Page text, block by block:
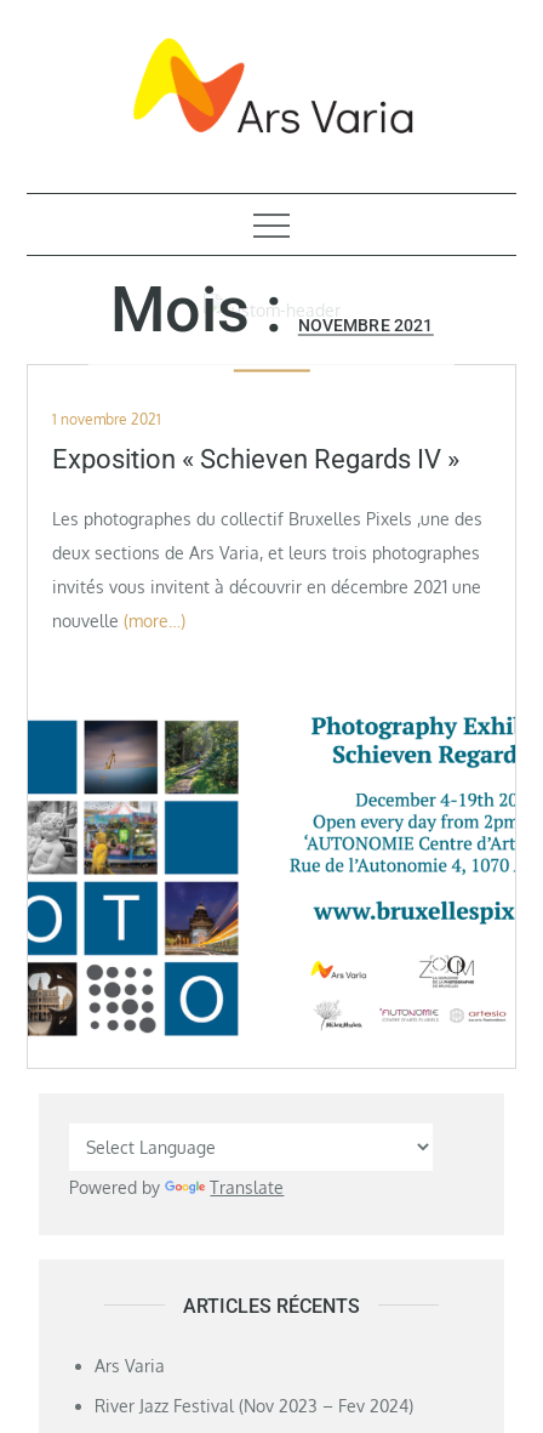
Mois :NOVEMBRE 2021
Posted
on
1 novembre 2021
Exposition « Schieven Regards IV »
Les photographes du collectif Bruxelles Pixels ,une des
deux sections de Ars Varia, et leurs trois photographes
invités vous invitent à découvrir en décembre 2021 une
nouvelle (more…)
Powered by Translate
ARTICLES RÉCENTS
Ars Varia
River Jazz Festival (Nov 2023 – Fev 2024)